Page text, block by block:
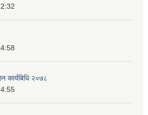
कार्यबिधि २०७८